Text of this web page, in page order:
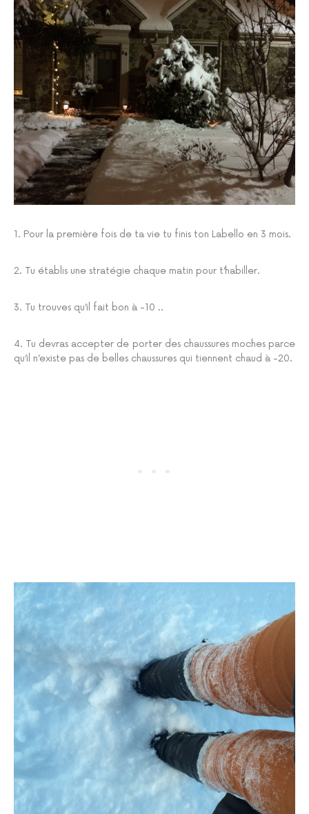
1. Pour la première fois de ta vie tu finis ton Labello en 3 mois.
2. Tu établis une stratégie chaque matin pour t’habiller.
3. Tu trouves qu’il fait bon à -10 ..
4. Tu devras accepter de porter des chaussures moches parce
qu’il n’existe pas de belles chaussures qui tiennent chaud à -20.